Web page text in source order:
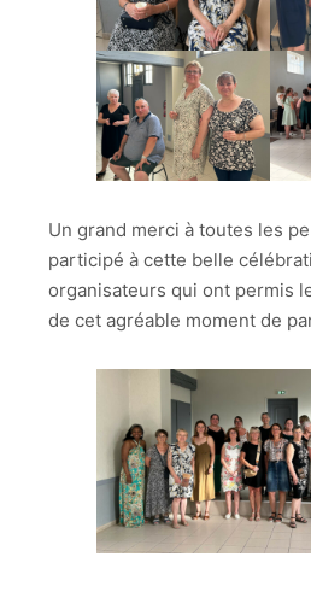
Un grand merci à toutes les
participé à cette belle
organisateurs qui ont permis
de cet agréable moment de